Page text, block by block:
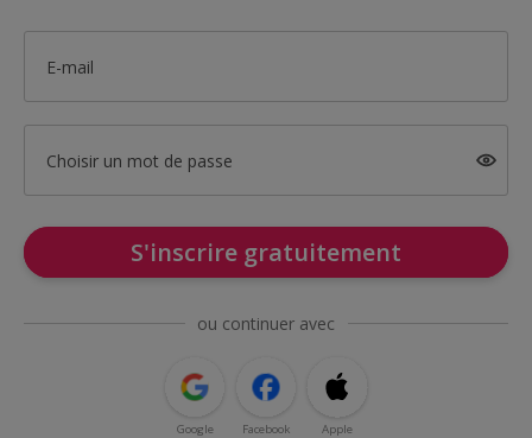
E-mail
Choisir un mot de passe
S'inscrire gratuitement
ou continuer avec
Google Facebook Apple